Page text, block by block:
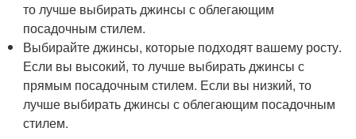
то лучше выбирать джинсы с облегающим
посадочным стилем.
Выбирайте джинсы, которые подходят вашему росту.
Если вы высокий, то лучше выбирать джинсы с
прямым посадочным стилем. Если вы низкий, то
лучше выбирать джинсы с облегающим посадочным
стилем.